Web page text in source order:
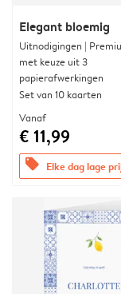
Elegant bloemig
Uitnodigingen |
met keuze uit 3
papierafwerkingen
Set van 10 kaarten
Vanaf
€ 11,99
offers Elke dag lage